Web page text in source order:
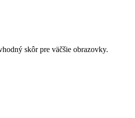
skôr pre väčšie obrazovky.